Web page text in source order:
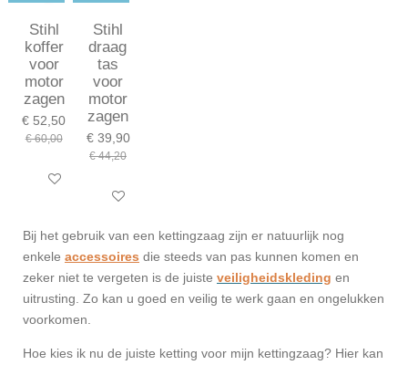
Stihl
koffer
voor
motor
zagen
€ 52,50
€ 60,00
In winkelwagen
Stihl
draag
tas
voor
motor
zagen
€ 39,90
€ 44,20
In winkelwagen
Bij het gebruik van een kettingzaag zijn er natuurlijk nog
enkele accessoires die steeds van pas kunnen komen en
zeker niet te vergeten is de juiste veiligheidskleding en
uitrusting. Zo kan u goed en veilig te werk gaan en ongelukken
voorkomen.
Hoe kies ik nu de juiste ketting voor mijn kettingzaag? Hier kan